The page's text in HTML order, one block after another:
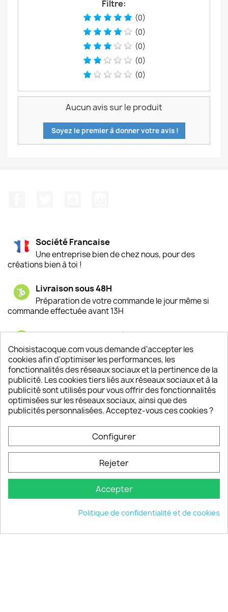
Filtre:
(0)
(0)
(0)
(0)
(0)
Aucun avis sur le produit
Soyez le premier à donner votre avis !
Société Francaise
Une entreprise bien de chez nous, pour des
créations bien à toi !
Livraison sous 48H
Préparation de votre commande le jour même si
commande effectuée avant 13H
Satisfaction de nos clients
Depuis 2009, entre 92% et 94% de nos clients
sont satisfaits de nos produits
Un SAV à votre écoute
Notre SAV est disponible 6/7J de 10h à 18H
keyboard_arrow_down
© 2026 - choisistacoque.com
Choisistacoque.com vous demande d'accepter les
cookies afin d'optimiser les performances, les
fonctionnalités des réseaux sociaux et la pertinence de la
publicité. Les cookies tiers liés aux réseaux sociaux et à la
publicité sont utilisés pour vous offrir des fonctionnalités
optimisées sur les réseaux sociaux, ainsi que des
publicités personnalisées. Acceptez-vous ces cookies ?
Configurer
Rejeter
Accepter
Politique de confidentialité et de cookies